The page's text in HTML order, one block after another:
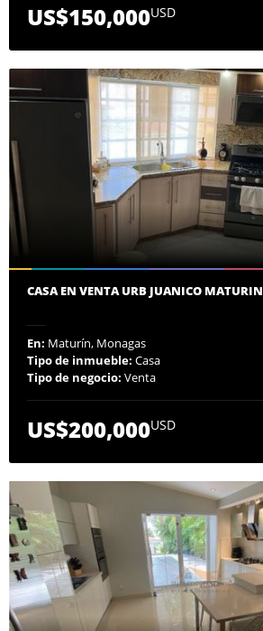
US$150,000USD
CASA EN VENTA URB JUANICO MATURIN
En: Maturín, Monagas
Tipo de inmueble: Casa
Tipo de negocio: Venta
US$200,000USD